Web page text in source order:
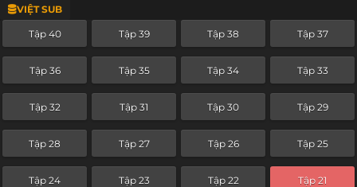
VIỆT SUB
Tập 40 Tập 39 Tập 38 Tập 37
Tập 36 Tập 35 Tập 34 Tập 33
Tập 32 Tập 31 Tập 30 Tập 29
Tập 28 Tập 27 Tập 26 Tập 25
Tập 24 Tập 23 Tập 22 Tập 21